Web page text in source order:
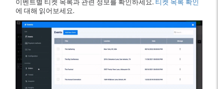
이벤트별 티켓 목록과 관련 정보를 확인하세요. 티켓 목록 확인
에 대해 읽어보세요.